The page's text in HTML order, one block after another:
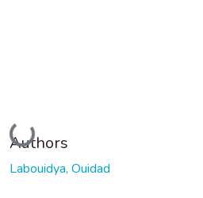
Loading...
Authors
Labouidya, Ouidad